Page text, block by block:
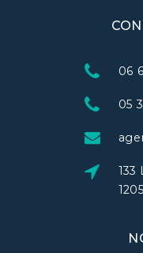
06
05
133